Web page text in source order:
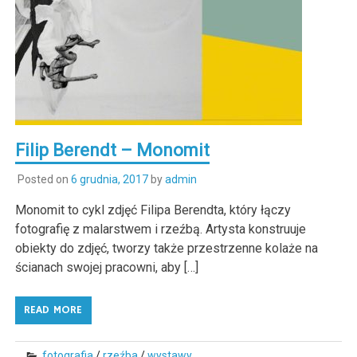
Filip Berendt – Monomit
Posted on 6 grudnia, 2017byadmin
Monomit to cykl zdjęć Filipa Berendta, który łączy
fotografię z malarstwem i rzeźbą. Artysta konstruuje
obiekty do zdjęć, tworzy także przestrzenne kolaże na
ścianach swojej pracowni, aby […]
READ MORE